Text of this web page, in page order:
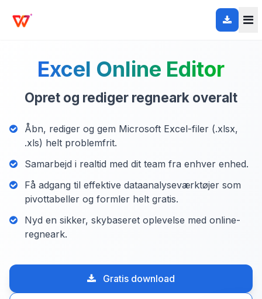
Excel Online Editor
Opret og rediger regneark overalt
Åbn, rediger og gem Microsoft Excel-filer (.xlsx,
.xls) helt problemfrit.
Samarbejd i realtid med dit team fra enhver enhed.
Få adgang til effektive dataanalyseværktøjer som
pivottabeller og formler helt gratis.
Nyd en sikker, skybaseret oplevelse med online-
regneark.
Gratis download